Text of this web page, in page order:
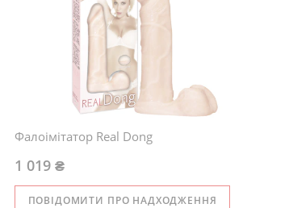
Фалоімітатор Real Dong
ПОВІДОМИТИ ПРО НАДХОДЖЕННЯ
1 019 ₴